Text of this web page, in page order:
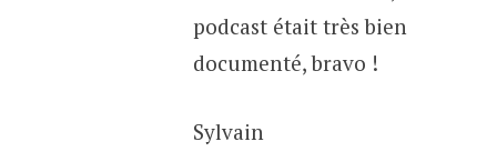
podcast était très bien
documenté, bravo !
Sylvain